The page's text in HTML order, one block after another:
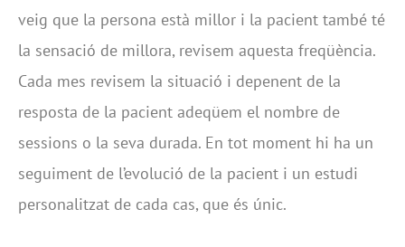
veig que la persona està millor i la pacient també té
la sensació de millora, revisem aquesta freqüència.
Cada mes revisem la situació i depenent de la
resposta de la pacient adeqüem el nombre de
sessions o la seva durada. En tot moment hi ha un
seguiment de l’evolució de la pacient i un estudi
personalitzat de cada cas, que és únic.